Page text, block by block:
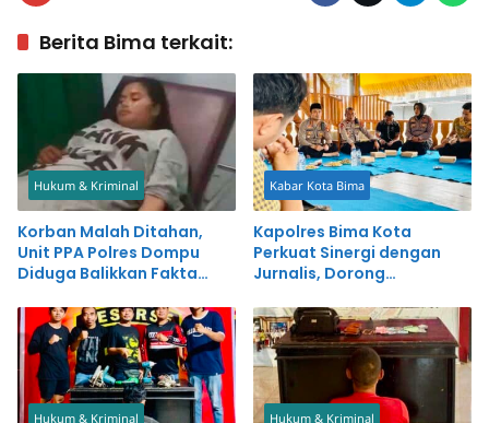
Berita Bima terkait:
Hukum & Kriminal
Korban Malah Ditahan,
Unit PPA Polres Dompu
Diduga Balikkan Fakta
Kabar Kota Bima
Kapolres Bima Kota
Perkuat Sinergi dengan
Jurnalis, Dorong
Kemajuan Daerah
Hukum & Kriminal Hukum & Kriminal